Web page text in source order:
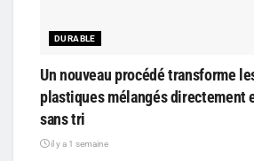
DURABLE
Un nouveau procédé transforme
plastiques mélangés directement
sans tri
il y a 1 semaine